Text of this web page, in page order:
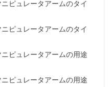
ピュレータアームのタイ
ピュレータアームのタイ
ピュレータアームの用途
ピュレータアームの用途